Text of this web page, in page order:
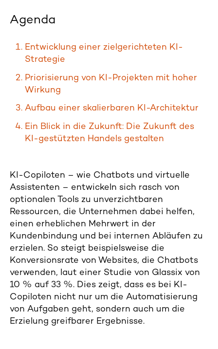
Agenda
Entwicklung einer zielgerichteten KI-
Strategie
Priorisierung von KI-Projekten mit hoher
Wirkung
Aufbau einer skalierbaren KI-Architektur
Ein Blick in die Zukunft: Die Zukunft des
KI-gestützten Handels gestalten
KI-Copiloten – wie Chatbots und virtuelle
Assistenten – entwickeln sich rasch von
optionalen Tools zu unverzichtbaren
Ressourcen, die Unternehmen dabei helfen,
einen erheblichen Mehrwert in der
Kundenbindung und bei internen Abläufen zu
erzielen. So steigt beispielsweise die
Konversionsrate von Websites, die Chatbots
verwenden, laut einer Studie von Glassix von
10 % auf 33 %. Dies zeigt, dass es bei KI-
Copiloten nicht nur um die Automatisierung
von Aufgaben geht, sondern auch um die
Erzielung greifbarer Ergebnisse.